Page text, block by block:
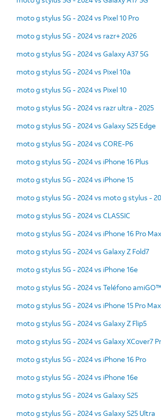
moto g stylus 5G - 2024 vs Pixel 10 Pro
moto g stylus 5G - 2024 vs razr+ 2026
moto g stylus 5G - 2024 vs Galaxy A37 5G
moto g stylus 5G - 2024 vs Pixel 10a
moto g stylus 5G - 2024 vs Pixel 10
moto g stylus 5G - 2024 vs razr ultra - 2025
moto g stylus 5G - 2024 vs Galaxy S25 Edge
moto g stylus 5G - 2024 vs CORE-P6
moto g stylus 5G - 2024 vs iPhone 16 Plus
moto g stylus 5G - 2024 vs iPhone 15
moto g stylus 5G - 2024 vs moto g stylus -
moto g stylus 5G - 2024 vs CLASSIC
moto g stylus 5G - 2024 vs iPhone 16 Pro Max
moto g stylus 5G - 2024 vs Galaxy Z Fold7
moto g stylus 5G - 2024 vs iPhone 16e
moto g stylus 5G - 2024 vs Teléfono amiGO™
moto g stylus 5G - 2024 vs iPhone 15 Pro Max
moto g stylus 5G - 2024 vs Galaxy Z Flip5
moto g stylus 5G - 2024 vs Galaxy XCover7
moto g stylus 5G - 2024 vs iPhone 16 Pro
moto g stylus 5G - 2024 vs iPhone 16e
moto g stylus 5G - 2024 vs Galaxy S25
moto g stylus 5G - 2024 vs Galaxy S25 Ultra